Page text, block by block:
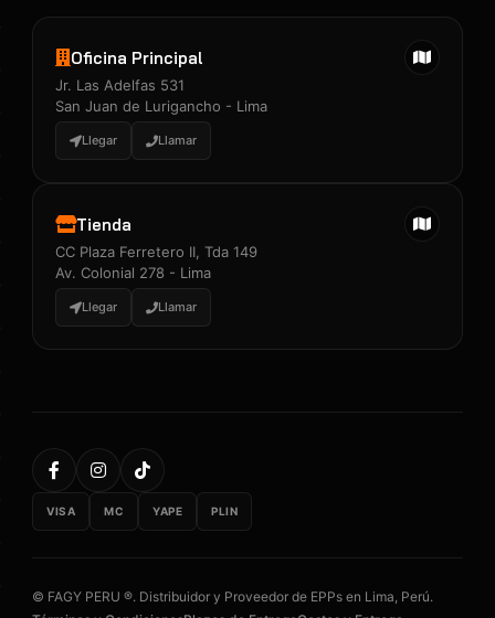
Oficina Principal
Jr. Las Adelfas 531
San Juan de Lurigancho - Lima
Llegar Llamar
Tienda
CC Plaza Ferretero II, Tda 149
Av. Colonial 278 - Lima
Llegar Llamar
VISA MC YAPE PLIN
© FAGY PERU ®. Distribuidor y Proveedor de EPPs en Lima, Perú.